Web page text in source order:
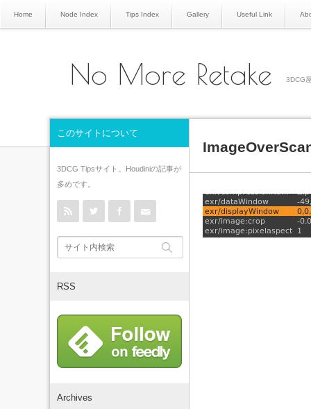
Home Node Index Tips Index Gallery Useful Link
No More Retake 3DCG
このサイトについて
3DCG Tipsサイト。Houdiniの記事が
多めです。
rss Twitter Facebook
RSS
Archives